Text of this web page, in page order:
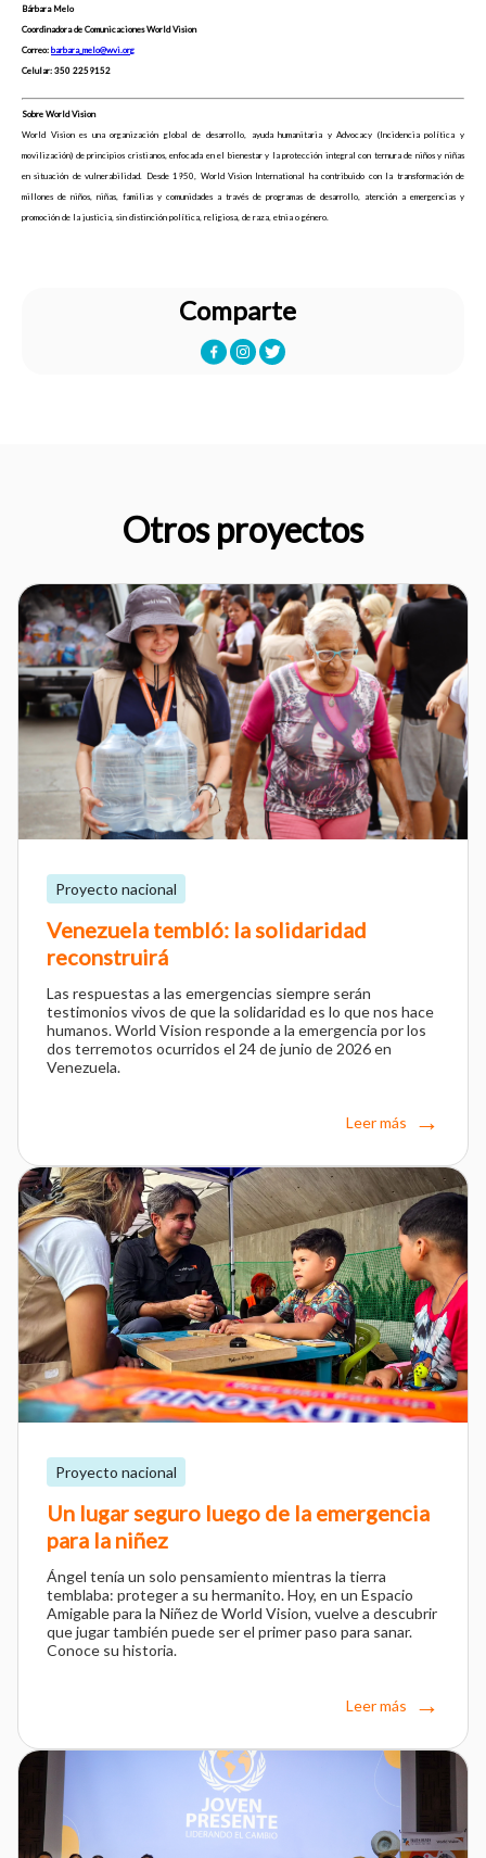
Bárbara Melo
Coordinadora de Comunicaciones World Vision
Correo: barbara_melo@wvi.org
Celular: 350 2259152
Sobre World Vision
World Vision es una organización global de desarrollo, ayuda humanitaria y Advocacy (Incidencia política y
movilización) de principios cristianos, enfocada en el bienestar y la protección integral con ternura de niños y niñas
en situación de vulnerabilidad. Desde 1950, World Vision International ha contribuido con la transformación de
millones de niños, niñas, familias y comunidades a través de programas de desarrollo, atención a emergencias y
promoción de la justicia, sin distinción política, religiosa, de raza, etnia o género.
Comparte
Otros proyectos
Proyecto nacional
Venezuela tembló: la solidaridad
reconstruirá
Las respuestas a las emergencias siempre serán
testimonios vivos de que la solidaridad es lo que nos hace
humanos. World Vision responde a la emergencia por los
dos terremotos ocurridos el 24 de junio de 2026 en
Venezuela.
Leer más
Proyecto nacional
Un lugar seguro luego de la emergencia
para la niñez
Ángel tenía un solo pensamiento mientras la tierra
temblaba: proteger a su hermanito. Hoy, en un Espacio
Amigable para la Niñez de World Vision, vuelve a descubrir
que jugar también puede ser el primer paso para sanar.
Conoce su historia.
Leer más